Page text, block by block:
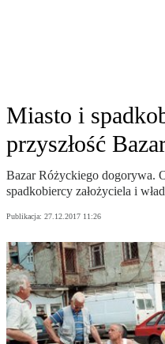
Miasto i
przyszłość
Bazar Różyckiego dogorywa.
spadkobiercy założyciela i
Publikacja: 27.12.2017 11:26